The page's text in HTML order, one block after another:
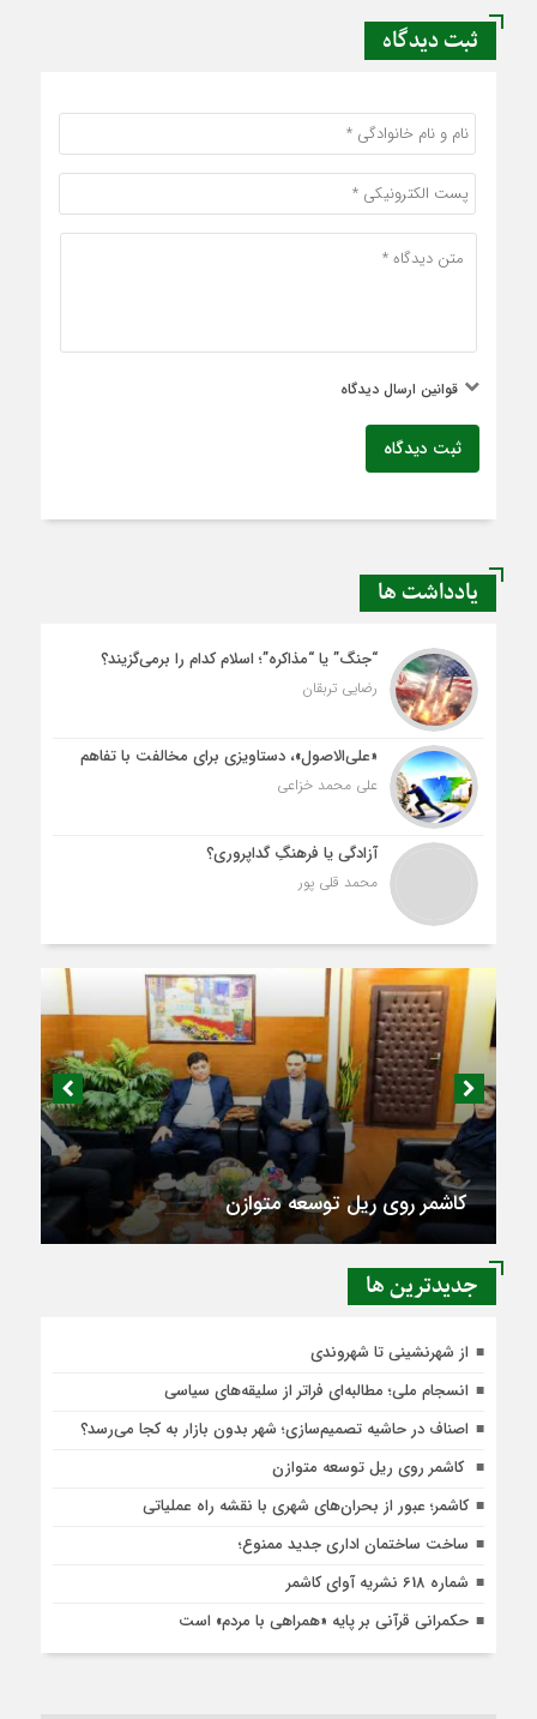
ثبت دیدگاه
قوانین ارسال دیدگاه
ثبت دیدگاه
یادداشت ها
“جنگ” یا “مذاکره”؛ اسلام کدام را برمی‌گزیند؟
رضایی تربقان
«علی‌الاصول»، دستاویزی برای مخالفت با تفاهم
علی محمد خزاعی
آزادگی یا فرهنگِ گداپروری؟
محمد قلی پور
کاشمر روی ریل توسعه متوازن
جديدترين ها
از شهرنشینی تا شهروندی
انسجام ملی؛ مطالبه‌ای فراتر از سلیقه‌های سیاسی
اصناف در حاشیه تصمیم‌سازی؛ شهر بدون بازار به کجا می‌رسد؟
کاشمر روی ریل توسعه متوازن
کاشمر؛ عبور از بحران‌های شهری با نقشه راه عملیاتی
ساخت ساختمان اداری جدید ممنوع؛
شماره 618 نشریه آوای کاشمر
حکمرانی قرآنی بر پایه «همراهی با مردم» است